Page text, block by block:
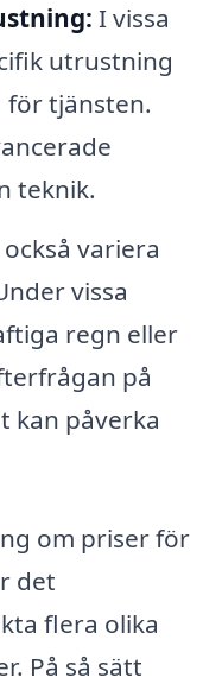
I vissa
utrustning
för tjänsten.
teknik.
variera
vissa
regn eller
på
kan påverka
om priser för
det
flera olika
På så sätt